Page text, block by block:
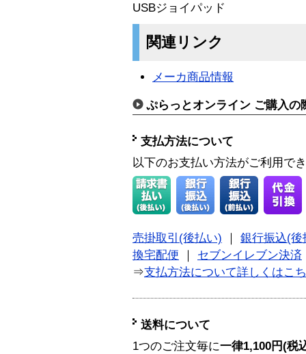
USBジョイパッド
関連リンク
メーカ商品情報
ぷらっとオンライン ご購入の
支払方法について
以下のお支払い方法がご利用で
売掛取引(後払い)
銀行振込(後
換宅配便
セブンイレブン決済
⇒支払方法について詳しくはこ
送料について
1つのご注文毎に一律1,100円(税